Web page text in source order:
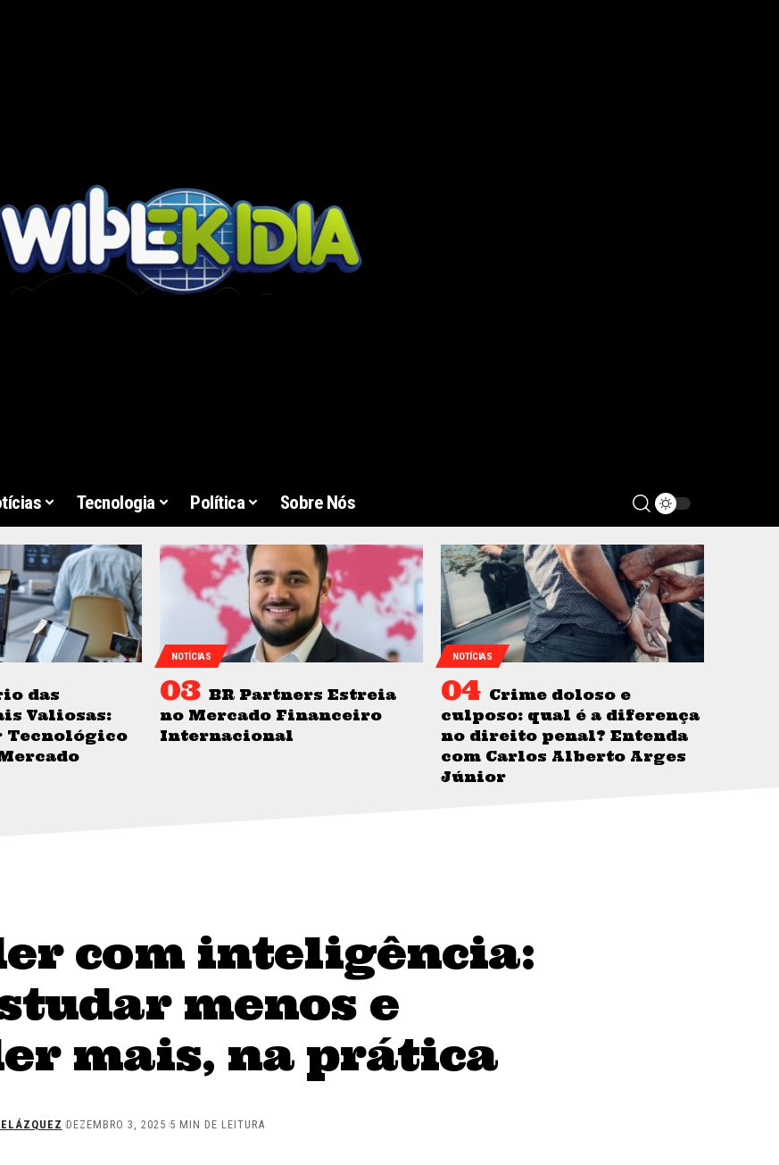
Tecnologia Política Sobre Nós
das
Valiosas:
Tecnológico
NOTÍCIAS
BR Partners Estreia
no Mercado Financeiro
Internacional
NOTÍCIAS
Crime doloso e
culposo: qual é a diferença
no direito penal? Entenda
com Carlos Alberto Arges
Júnior
com inteligência:
menos e
mais, na prática
DEZEMBRO 3, 2025 5 MIN DE LEITURA